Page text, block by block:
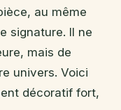
au même
signature. Il ne
mais de
univers. Voici
décoratif fort,